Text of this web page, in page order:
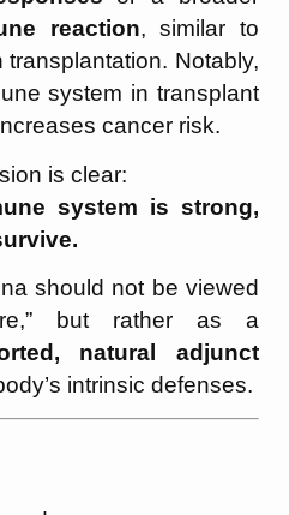
reaction, similar to
Notably,
system in transplant
cancer risk.
is clear:
system is strong,
should not be viewed
but rather as a
natural adjunct
intrinsic defenses.